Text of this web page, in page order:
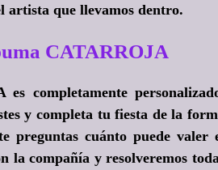
artista que llevamos dentro.
CATARROJA
completamente
y completa tu fiesta de la
preguntas cuánto puede valer
la compañía y resolveremos